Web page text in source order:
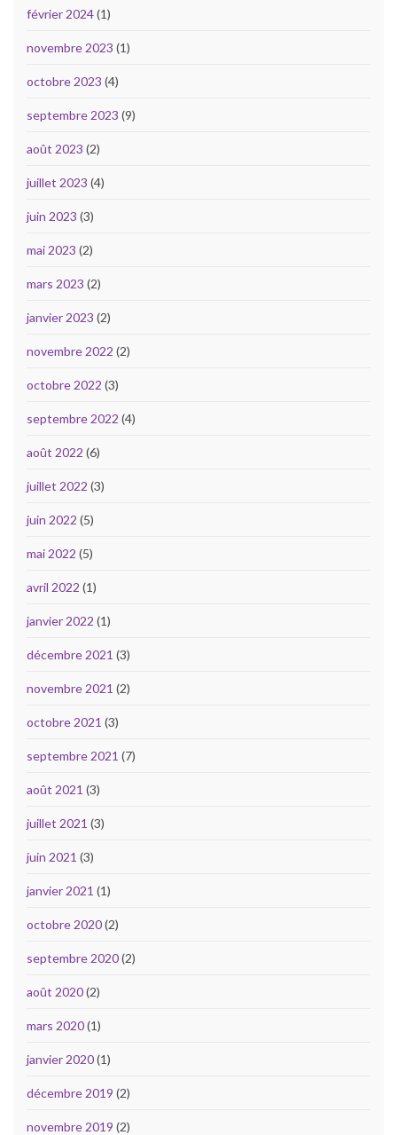
février 2024(1)
novembre 2023 (1)
octobre 2023 (4)
septembre 2023 (9)
août 2023 (2)
juillet 2023 (4)
juin 2023 (3)
mai 2023 (2)
mars 2023 (2)
janvier 2023 (2)
novembre 2022 (2)
octobre 2022 (3)
septembre 2022 (4)
août 2022 (6)
juillet 2022 (3)
juin 2022 (5)
mai 2022 (5)
avril 2022 (1)
janvier 2022 (1)
décembre 2021 (3)
novembre 2021 (2)
octobre 2021 (3)
septembre 2021 (7)
août 2021 (3)
juillet 2021 (3)
juin 2021 (3)
janvier 2021 (1)
octobre 2020(2)
septembre 2020(2)
août 2020(2)
mars 2020(1)
janvier 2020(1)
décembre 2019 (2)
novembre 2019 (2)